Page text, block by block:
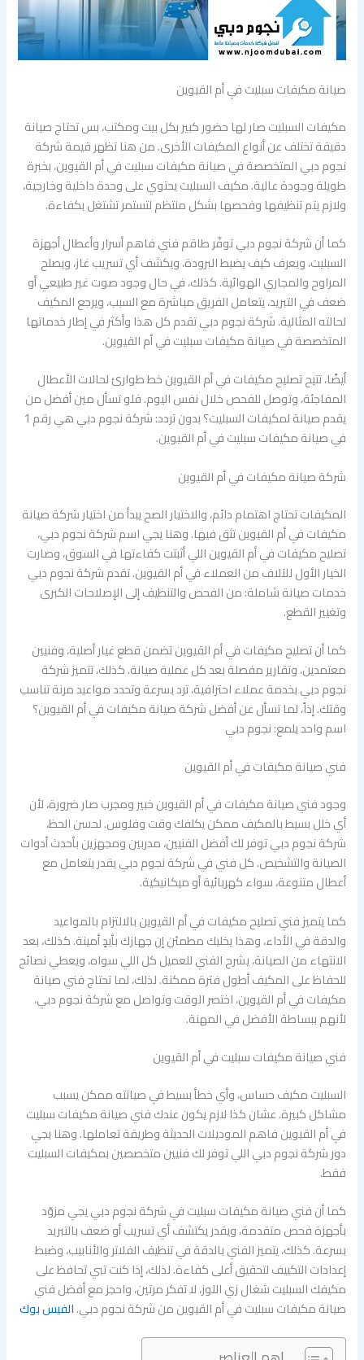
صيانة مكيفات سبليت في أم القيوين
مكيفات السبليت صار لها حضور كبير بكل بيت ومكتب، بس تحتاج صيانة
دقيقة تختلف عن أنواع المكيفات الأخرى. من هنا تظهر قيمة شركة
نجوم دبي المتخصصة في صيانة مكيفات سبليت في أم القيوين، بخبرة
طويلة وجودة عالية. مكيف السبليت يحتوي على وحدة داخلية وخارجية،
ولازم يتم تنظيفها وفحصها بشكل منتظم لتستمر تشتغل بكفاءة.
كما أن شركة نجوم دبي توفّر طاقم فني فاهم أسرار وأعطال أجهزة
السبليت، ويعرف كيف يضبط البرودة، ويكشف أي تسريب غاز، ويصلح
المراوح والمجاري الهوائية. كذلك، في حال وجود صوت غير طبيعي أو
ضعف في التبريد، يتعامل الفريق مباشرة مع السبب، ويرجع المكيف
لحالته المثالية. شركة نجوم دبي تقدم كل هذا وأكثر في إطار خدماتها
المتخصصة في صيانة مكيفات سبليت في أم القيوين.
أيضًا، تتيح تصليح مكيفات في أم القيوين خط طوارئ لحالات الأعطال
المفاجئة، وتوصل للفحص خلال نفس اليوم. فلو تسأل مين أفضل من
يقدم صيانة لمكيفات السبليت؟ بدون تردد: شركة نجوم دبي هي رقم 1
في صيانة مكيفات سبليت في أم القيوين.
شركة صيانة مكيفات في أم القيوين
المكيفات تحتاج اهتمام دائم، والاختيار الصح يبدأ من اختيار شركة صيانة
مكيفات في أم القيوين تثق فيها. وهنا يجي اسم شركة نجوم دبي،
تصليح مكيفات في أم القيوين اللي أثبتت كفاءتها في السوق، وصارت
الخيار الأول للآلاف من العملاء في أم القيوين. تقدم شركة نجوم دبي
خدمات صيانة شاملة: من الفحص والتنظيف إلى الإصلاحات الكبرى
وتغيير القطع.
كما أن تصليح مكيفات في أم القيوين تضمن قطع غيار أصلية، وفنيين
معتمدين، وتقارير مفصلة بعد كل عملية صيانة. كذلك، تتميز شركة
نجوم دبي بخدمة عملاء احترافية، ترد بسرعة وتحدد مواعيد مرنة تناسب
وقتك. إذاً، لما تسأل عن أفضل شركة صيانة مكيفات في أم القيوين؟
اسم واحد يلمع: نجوم دبي
فني صيانة مكيفات في أم القيوين
وجود فني صيانة مكيفات في أم القيوين خبير ومجرب صار ضرورة، لأن
أي خلل بسيط بالمكيف ممكن يكلفك وقت وفلوس. لحسن الحظ،
شركة نجوم دبي توفر لك أفضل الفنيين، مدربين ومجهزين بأحدث أدوات
الصيانة والتشخيص. كل فني في شركة نجوم دبي يقدر يتعامل مع
أعطال متنوعة، سواء كهربائية أو ميكانيكية.
كما يتميز فني تصليح مكيفات في أم القيوين بالالتزام بالمواعيد
والدقة في الأداء، وهذا يخليك مطمئن إن جهازك بأيدٍ أمينة. كذلك، بعد
الانتهاء من الصيانة، يشرح الفني للعميل كل اللي سواه، ويعطي نصائح
للحفاظ على المكيف أطول فترة ممكنة. لذلك، لما تحتاج فني صيانة
مكيفات في أم القيوين، اختصر الوقت وتواصل مع شركة نجوم دبي،
لأنهم ببساطة الأفضل في المهنة.
فني صيانة مكيفات سبليت في أم القيوين
السبليت مكيف حساس، وأي خطأ بسيط في صيانته ممكن يسبب
مشاكل كبيرة. عشان كذا لازم يكون عندك فني صيانة مكيفات سبليت
في أم القيوين فاهم الموديلات الحديثة وطريقة تعاملها. وهنا يجي
دور شركة نجوم دبي اللي توفر لك فنيين متخصصين بمكيفات السبليت
فقط.
كما أن فني صيانة مكيفات سبليت في شركة نجوم دبي يجي مزوّد
بأجهزة فحص متقدمة، ويقدر يكتشف أي تسريب أو ضعف بالتبريد
بسرعة. كذلك، يتميز الفني بالدقة في تنظيف الفلاتر والأنابيب، وضبط
إعدادات التكييف لتحقيق أعلى كفاءة. لذلك، إذا كنت تبي تحافظ على
مكيفك السبليت شغال زي اللوز، لا تفكر مرتين، واحجز مع أفضل فني
صيانة مكيفات سبليت في أم القيوين من شركة نجوم دبي.الفيس بوك